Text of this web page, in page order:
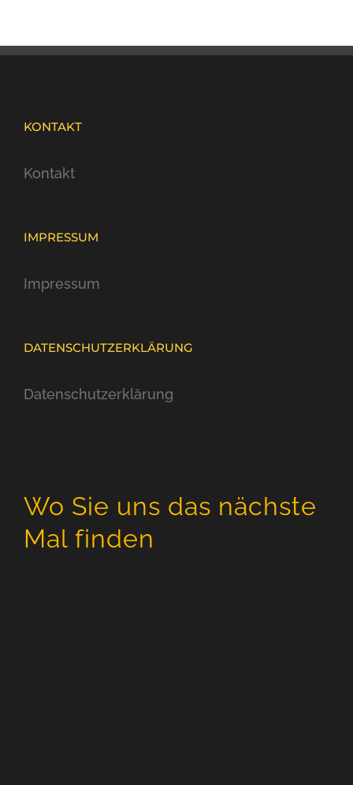
KONTAKT
Kontakt
IMPRESSUM
Impressum
DATENSCHUTZERKLÄRUNG
Datenschutzerklärung
Wo Sie uns das nächste
Mal finden